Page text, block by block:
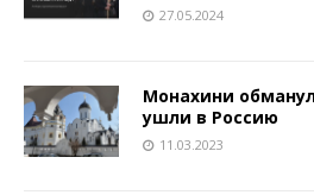
27.05.2024
Монахини
ушли в Россию
11.03.2023